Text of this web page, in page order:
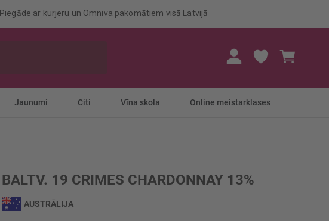
Piegāde ar kurjeru un Omniva pakomātiem visā Latvijā
Jaunumi Citi Vīna skola Online meistarklases
BALTV. 19 CRIMES CHARDONNAY 13%
AUSTRĀLIJA